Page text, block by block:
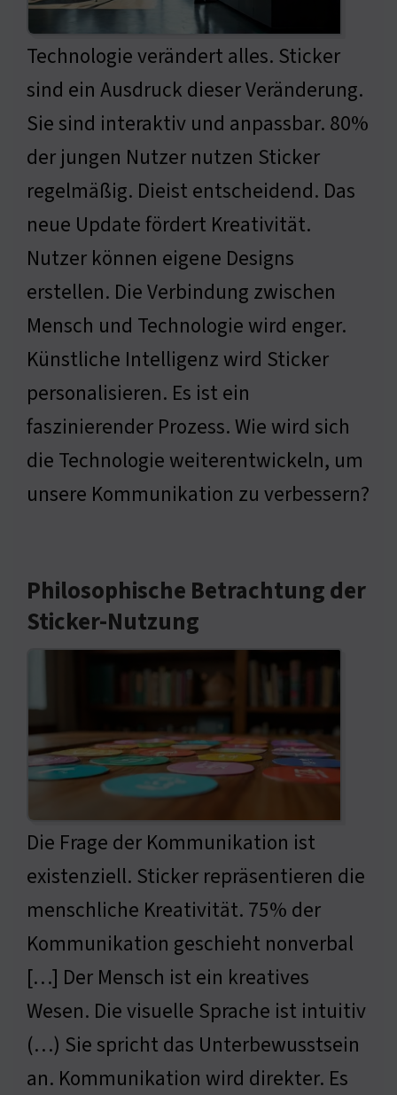
Technologie verändert alles. Sticker
sind ein Ausdruck dieser Veränderung.
Sie sind interaktiv und anpassbar. 80%
der jungen Nutzer nutzen Sticker
regelmäßig. Dieist entscheidend. Das
neue Update fördert Kreativität.
Nutzer können eigene Designs
erstellen. Die Verbindung zwischen
Mensch und Technologie wird enger.
Künstliche Intelligenz wird Sticker
personalisieren. Es ist ein
faszinierender Prozess. Wie wird sich
die Technologie weiterentwickeln, um
unsere Kommunikation zu verbessern?
Philosophische Betrachtung der
Sticker-Nutzung
Die Frage der Kommunikation ist
existenziell. Sticker repräsentieren die
menschliche Kreativität. 75% der
Kommunikation geschieht nonverbal
[…] Der Mensch ist ein kreatives
Wesen. Die visuelle Sprache ist intuitiv
(…) Sie spricht das Unterbewusstsein
an. Kommunikation wird direkter. Es